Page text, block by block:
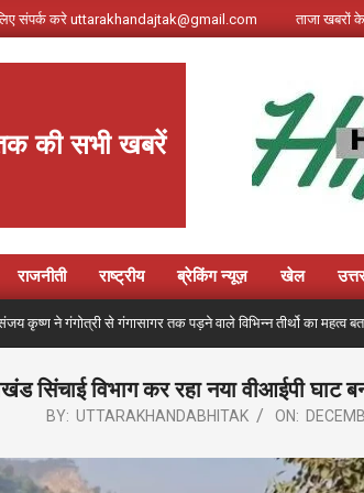
संपर्क करे uttarakhandajtak@gmail.com ताजा
की सभी खबरें
राजनीती राष्ट्रीय ब्रेकिंग न्यूज़ खेल
से गंगासागर तक पड़ने वाले विभिन्न तीर्थो का महत्व बताते हुए
सिंचाई विभाग कर रहा नया वीआईपी घाट
BY: UTTARAKHANDABHITAK ON: